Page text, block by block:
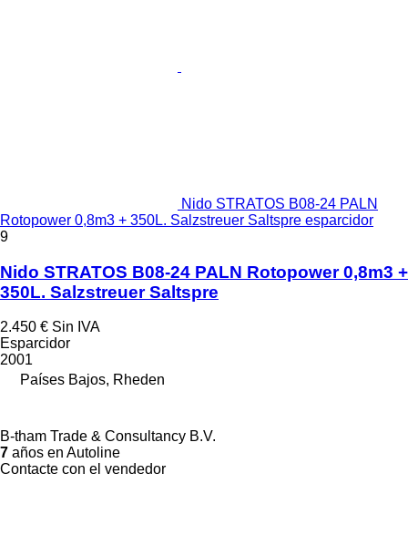
Nido STRATOS B08-24 PALN
Rotopower 0,8m3 + 350L. Salzstreuer Saltspre esparcidor
9
Nido STRATOS B08-24 PALN Rotopower 0,8m3 +
350L. Salzstreuer Saltspre
2.450 € Sin IVA
Esparcidor
2001
Países Bajos, Rheden
B-tham Trade & Consultancy B.V.
7 años en Autoline
Contacte con el vendedor